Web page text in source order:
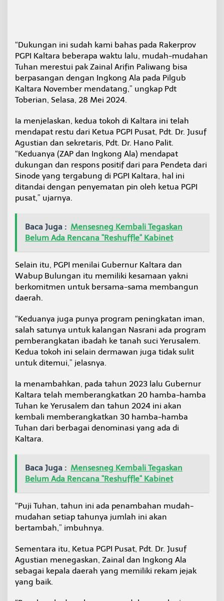
“Dukungan ini sudah kami bahas pada Rakerprov
PGPI Kaltara beberapa waktu lalu, mudah-mudahan
Tuhan merestui pak Zainal Arifin Paliwang bisa
berpasangan dengan Ingkong Ala pada Pilgub
Kaltara November mendatang,” ungkap Pdt
Toberian, Selasa, 28 Mei 2024.
Ia menjelaskan, kedua tokoh di Kaltara ini telah
mendapat restu dari Ketua PGPI Pusat, Pdt. Dr. Jusuf
Agustian dan sekretaris, Pdt. Dr. Hano Palit.
“Keduanya (ZAP dan Ingkong Ala) mendapat
dukungan dan respons positif dari para Pendeta dari
Sinode yang tergabung di PGPI Kaltara, hal ini
ditandai dengan penyematan pin oleh ketua PGPI
pusat,” ujarnya.
Baca Juga : Mensesneg Kembali Tegaskan
Belum Ada Rencana "Reshuffle" Kabinet
Selain itu, PGPI menilai Gubernur Kaltara dan
Wabup Bulungan itu memiliki kesamaan yakni
berkomitmen untuk bersama-sama membangun
daerah.
“Keduanya juga punya program peningkatan iman,
salah satunya untuk kalangan Nasrani ada program
pemberangkatan ibadah ke tanah suci Yerusalem.
Kedua tokoh ini selain dermawan juga tidak sulit
untuk ditemui,” jelasnya.
Ia menambahkan, pada tahun 2023 lalu Gubernur
Kaltara telah memberangkatkan 20 hamba-hamba
Tuhan ke Yerusalem dan tahun 2024 ini akan
kembali memberangkatkan 30 hamba-hamba
Tuhan dari berbagai denominasi yang ada di
Kaltara.
Baca Juga : Mensesneg Kembali Tegaskan
Belum Ada Rencana "Reshuffle" Kabinet
“Puji Tuhan, tahun ini ada penambahan mudah-
mudahan setiap tahunya jumlah ini akan
bertambah,” imbuhnya.
Sementara itu, Ketua PGPI Pusat, Pdt. Dr. Jusuf
Agustian menegaskan, Zainal dan Ingkong Ala
sebagai kepala daerah yang memiliki rekam jejak
yang baik.